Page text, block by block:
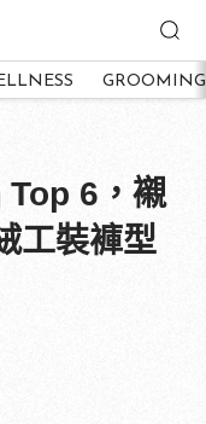
GROOMING
6，襯
工裝褲型